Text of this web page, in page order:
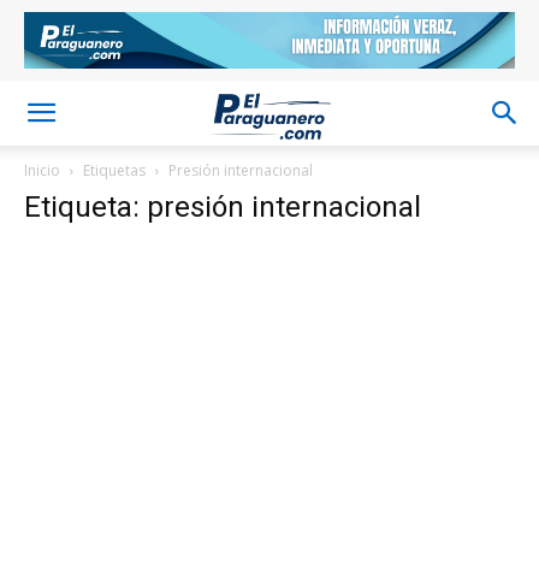
Inicio Etiquetas Presión internacional
Etiqueta: presión internacional